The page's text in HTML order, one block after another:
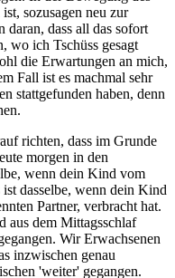
sozusagen neu zur
dass all das sofort
wo ich Tschüss gesagt
die Erwartungen an mich,
Fall ist es machmal sehr
stattgefunden haben, denn
richten, dass im Grunde
morgen in den
wenn dein Kind vom
dasselbe, wenn dein Kind
Partner, verbracht hat.
aus dem Mittagsschlaf
Wir Erwachsenen
inzwischen genau
'weiter' gegangen.